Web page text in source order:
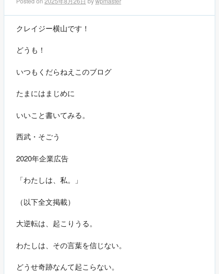
クレイジー横山です！
どうも！
いつもくだらねえこのブログ
たまにはまじめに
いいこと書いてみる。
西武・そごう
2020年企業広告
「わたしは、私。」
（以下全文掲載）
大逆転は、起こりうる。
わたしは、その言葉を信じない。
どうせ奇跡なんて起こらない。